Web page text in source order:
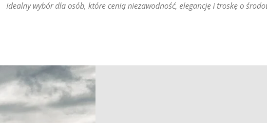
idealny wybór dla osób, które cenią niezawodność, elegancję i troskę o